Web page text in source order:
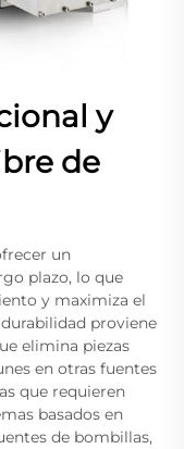
y
de
un
plazo, lo que
y maximiza el
proviene
elimina piezas
en otras fuentes
que requieren
basados en
de bombillas,